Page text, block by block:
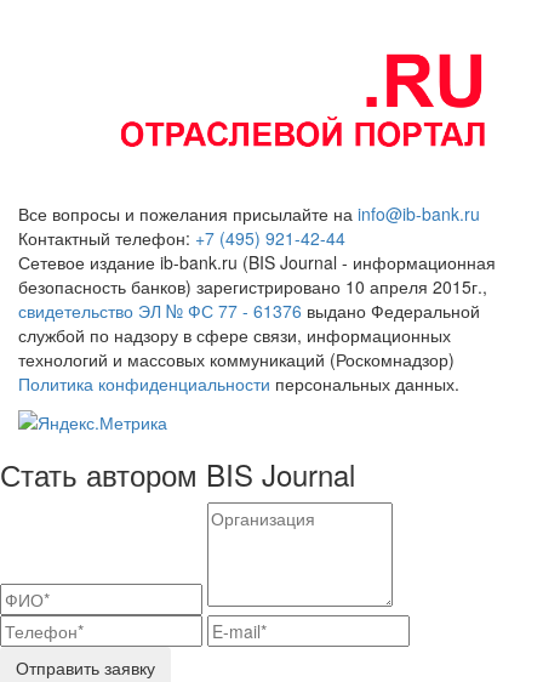
Все вопросы и пожелания присылайте на info@ib-bank.ru
Контактный телефон: +7 (495) 921-42-44
Сетевое издание ib-bank.ru (BIS Journal - информационная
безопасность банков) зарегистрировано 10 апреля 2015г.,
свидетельство ЭЛ № ФС 77 - 61376 выдано Федеральной
службой по надзору в сфере связи, информационных
технологий и массовых коммуникаций (Роскомнадзор)
Политика конфиденциальности персональных данных.
Стать автором BIS Journal
Отправить заявку